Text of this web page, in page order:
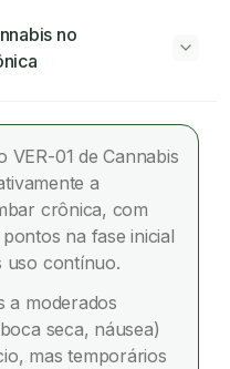
no
cannabis no
crônica
VER-01 de Cannabis
a
crônica, com
na fase inicial
uso contínuo.
a moderados
seca, náusea)
mas temporários